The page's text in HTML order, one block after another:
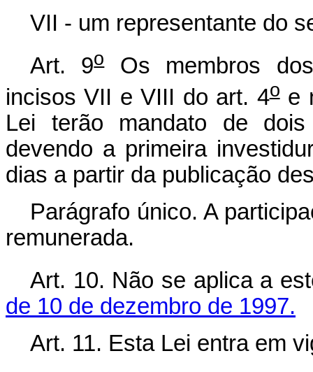
VII - um representante do
Art. 9oOs membros
incisos VII e VIII do art. 4oe
Lei terão mandato de
devendo a primeira
dias a partir da publicação
Parágrafo único. A
remunerada.
Art. 10. Não se aplica a
de 10 de dezembro de 1997.
Art. 11. Esta Lei entra em